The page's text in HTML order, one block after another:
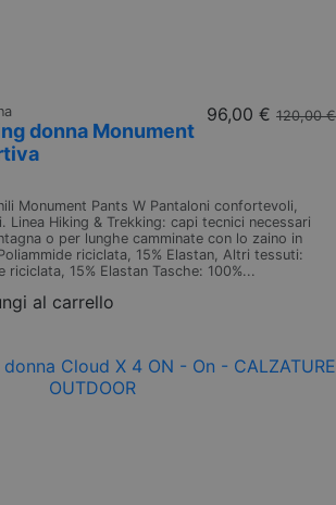
donna Monument
96,00 € 120,00 €
Monument Pants W Pantaloni confortevoli,
Hiking & Trekking: capi tecnici necessari
o per lunghe camminate con lo zaino in
riciclata, 15% Elastan, Altri tessuti:
riciclata, 15% Elastan Tasche: 100%...
al carrello